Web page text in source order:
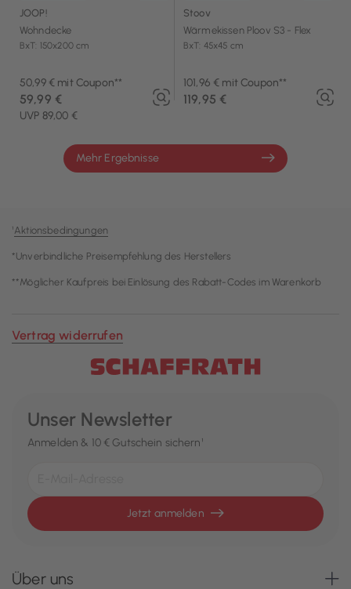
JOOP!
Wohndecke
BxT: 150x200 cm
50,99 € mit Coupon**
UVP 89,00 €
59,99 €
Stoov
Wärmekissen Ploov S3 - Flex
BxT: 45x45 cm
101,96 € mit Coupon**
119,95 €
Mehr Ergebnisse
¹Aktionsbedingungen
*Unverbindliche Preisempfehlung des Herstellers
**Möglicher Kaufpreis bei Einlösung des Rabatt-Codes im Warenkorb
Vertrag widerrufen
Unser Newsletter
Anmelden & 10 € Gutschein sichern¹
Jetzt anmelden
Über uns